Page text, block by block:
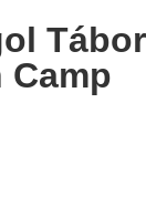
Tábor
Camp